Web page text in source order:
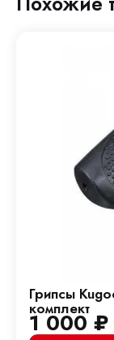
Грипсы
комплект
1 000₽